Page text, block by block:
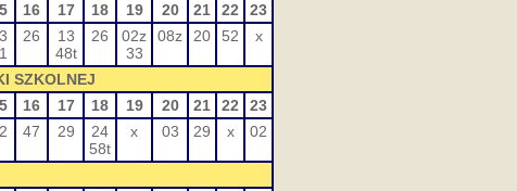
16 17 18 19 20 21 22
23
26
13
48t
26
02z
33
08z 20 52 x
SZKOLNEJ
16 17 18 19 20 21 22
23
47 29
24
58t
x 03 29 x 02